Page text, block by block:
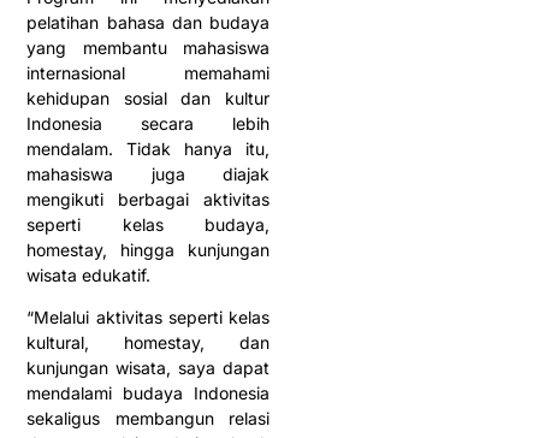
pelatihan bahasa dan budaya
yang membantu mahasiswa
internasional memahami
kehidupan sosial dan kultur
Indonesia secara lebih
mendalam. Tidak hanya itu,
mahasiswa juga diajak
mengikuti berbagai aktivitas
seperti kelas budaya,
homestay, hingga kunjungan
wisata edukatif.
“Melalui aktivitas seperti kelas
kultural, homestay, dan
kunjungan wisata, saya dapat
mendalami budaya Indonesia
sekaligus membangun relasi